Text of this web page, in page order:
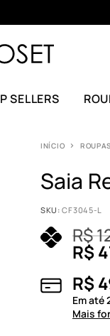
SELLERS
INÍCIO ROUPAS
Saia
SKU:CF3045-L
R$
R$
R$
Em até
Mais